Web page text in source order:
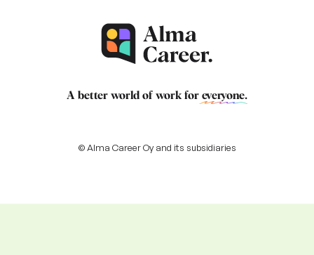
A better world of work for everyone.
© Alma Career Oy and its subsidiaries